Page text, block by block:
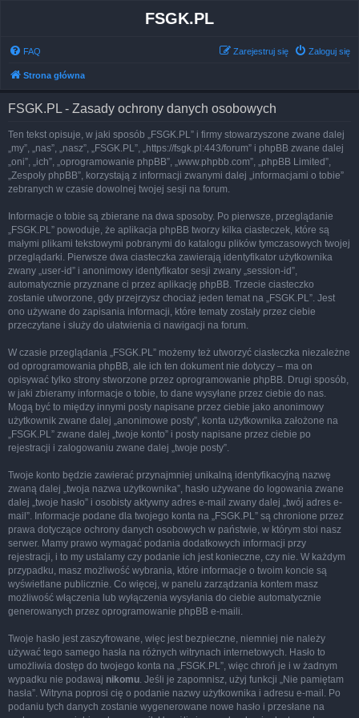
FSGK.PL
FAQ Zaloguj się
Zarejestruj się
Strona główna
FSGK.PL - Zasady ochrony danych osobowych
Ten tekst opisuje, w jaki sposób „FSGK.PL” i firmy stowarzyszone zwane dalej
„my”, „nas”, „nasz”, „FSGK.PL”, „https://fsgk.pl:443/forum” i phpBB zwane dalej
„oni”, „ich”, „oprogramowanie phpBB”, „www.phpbb.com”, „phpBB Limited”,
„Zespoły phpBB”, korzystają z informacji zwanymi dalej „informacjami o tobie”
zebranych w czasie dowolnej twojej sesji na forum.
Informacje o tobie są zbierane na dwa sposoby. Po pierwsze, przeglądanie
„FSGK.PL” powoduje, że aplikacja phpBB tworzy kilka ciasteczek, które są
małymi plikami tekstowymi pobranymi do katalogu plików tymczasowych twojej
przeglądarki. Pierwsze dwa ciasteczka zawierają identyfikator użytkownika
zwany „user-id” i anonimowy identyfikator sesji zwany „session-id”,
automatycznie przyznane ci przez aplikację phpBB. Trzecie ciasteczko
zostanie utworzone, gdy przejrzysz chociaż jeden temat na „FSGK.PL”. Jest
ono używane do zapisania informacji, które tematy zostały przez ciebie
przeczytane i służy do ułatwienia ci nawigacji na forum.
W czasie przeglądania „FSGK.PL” możemy też utworzyć ciasteczka niezależne
od oprogramowania phpBB, ale ich ten dokument nie dotyczy – ma on
opisywać tylko strony stworzone przez oprogramowanie phpBB. Drugi sposób,
w jaki zbieramy informacje o tobie, to dane wysyłane przez ciebie do nas.
Mogą być to między innymi posty napisane przez ciebie jako anonimowy
użytkownik zwane dalej „anonimowe posty”, konta użytkownika założone na
„FSGK.PL” zwane dalej „twoje konto” i posty napisane przez ciebie po
rejestracji i zalogowaniu zwane dalej „twoje posty”.
Twoje konto będzie zawierać przynajmniej unikalną identyfikacyjną nazwę
zwaną dalej „twoja nazwa użytkownika”, hasło używane do logowania zwane
dalej „twoje hasło” i osobisty aktywny adres e-mail zwany dalej „twój adres e-
mail”. Informacje podane dla twojego konta na „FSGK.PL” są chronione przez
prawa dotyczące ochrony danych osobowych w państwie, w którym stoi nasz
serwer. Mamy prawo wymagać podania dodatkowych informacji przy
rejestracji, i to my ustalamy czy podanie ich jest konieczne, czy nie. W każdym
przypadku, masz możliwość wybrania, które informacje o twoim koncie są
wyświetlane publicznie. Co więcej, w panelu zarządzania kontem masz
możliwość włączenia lub wyłączenia wysyłania do ciebie automatycznie
generowanych przez oprogramowanie phpBB e-maili.
Twoje hasło jest zaszyfrowane, więc jest bezpieczne, niemniej nie należy
używać tego samego hasła na różnych witrynach internetowych. Hasło to
umożliwia dostęp do twojego konta na „FSGK.PL”, więc chroń je i w żadnym
wypadku nie podawaj nikomu. Jeśli je zapomnisz, użyj funkcji „Nie pamiętam
hasła”. Witryna poprosi cię o podanie nazwy użytkownika i adresu e-mail. Po
podaniu tych danych zostanie wygenerowane nowe hasło i przesłane na